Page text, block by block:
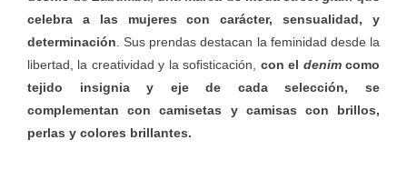
celebra a las mujeres con carácter, sensualidad, y
determinación . Sus prendas destacan la feminidad desde la
libertad, la creatividad y la sofisticación, con el denimcomo
tejido insignia y eje de cada selección, se
complementan con camisetas y camisas con brillos,
perlas y colores brillantes.